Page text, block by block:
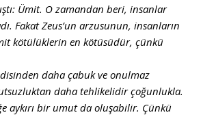
Ümit. O zamandan beri, insanlar
Fakat Zeus’un arzusunun, insanların
kötülüklerin en kötüsüdür, çünkü
daha çabuk ve onulmaz
daha tehlikelidir çoğunlukla.
aykırı bir umut da oluşabilir. Çünkü